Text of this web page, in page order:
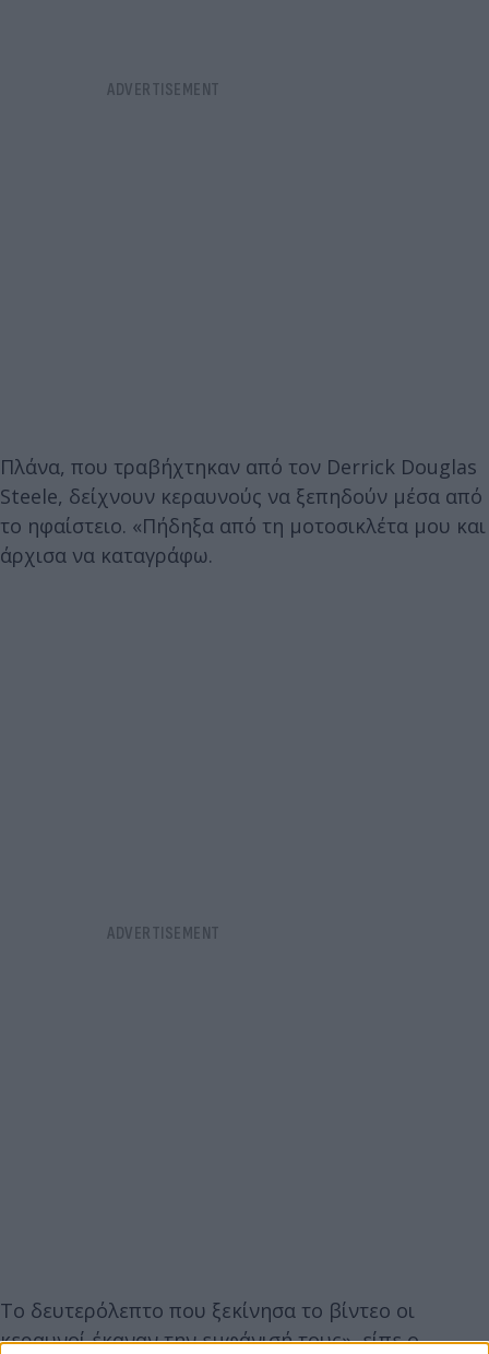
Πλάνα, που τραβήχτηκαν από τον Derrick Douglas
Steele, δείχνουν κεραυνούς να ξεπηδούν μέσα από
το ηφαίστειο. «Πήδηξα από τη μοτοσικλέτα μου και
άρχισα να καταγράφω.
Το δευτερόλεπτο που ξεκίνησα το βίντεο οι
κεραυνοί έκαναν την εμφάνισή τους», είπε ο